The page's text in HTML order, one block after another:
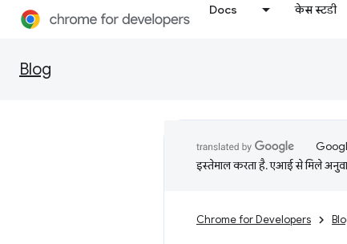
Docs केस स्टडी
Blog
इस्तेमाल करता है. एआई से मिले
Chrome for Developers